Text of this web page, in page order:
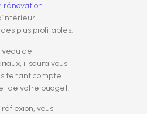
rénovation
plus profitables.
de
il saura vous
tenant compte
de votre budget.
vous